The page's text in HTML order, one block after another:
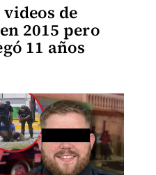
de
2015 pero
11 años